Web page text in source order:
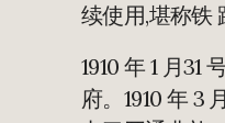
续使用,堪称铁
1910 年 1 月31
府。1910 年 3